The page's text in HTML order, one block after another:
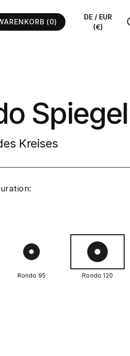
(0)
DE / EUR
(€)
Spiegel
Kreises
Rondo 95 Rondo 120